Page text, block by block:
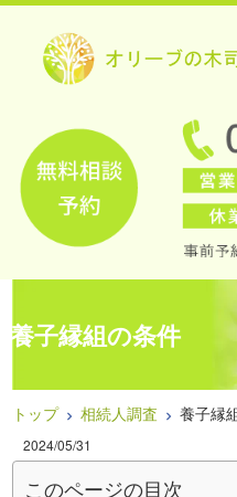
養子縁組の条件
トップ 相続人調査 養子縁
2024/05/31
このページの目次